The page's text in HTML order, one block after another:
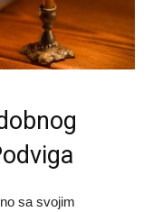
sa svojim